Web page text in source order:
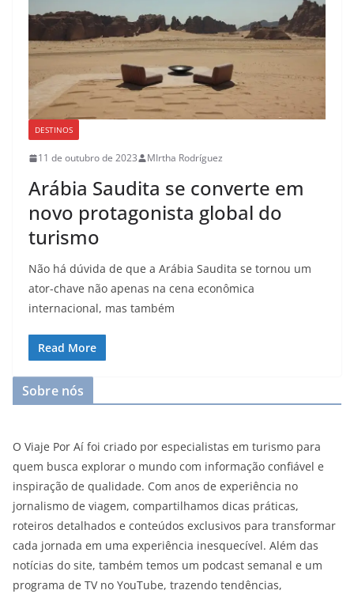
DESTINOS
11 de outubro de 2023 MIrtha Rodríguez
Arábia Saudita se converte em
novo protagonista global do
turismo
Não há dúvida de que a Arábia Saudita se tornou um
ator-chave não apenas na cena econômica
internacional, mas também
Read More
Sobre nós
O Viaje Por Aí foi criado por especialistas em turismo para
quem busca explorar o mundo com informação confiável e
inspiração de qualidade. Com anos de experiência no
jornalismo de viagem, compartilhamos dicas práticas,
roteiros detalhados e conteúdos exclusivos para transformar
cada jornada em uma experiência inesquecível. Além das
notícias do site, também temos um podcast semanal e um
programa de TV no YouTube, trazendo tendências,